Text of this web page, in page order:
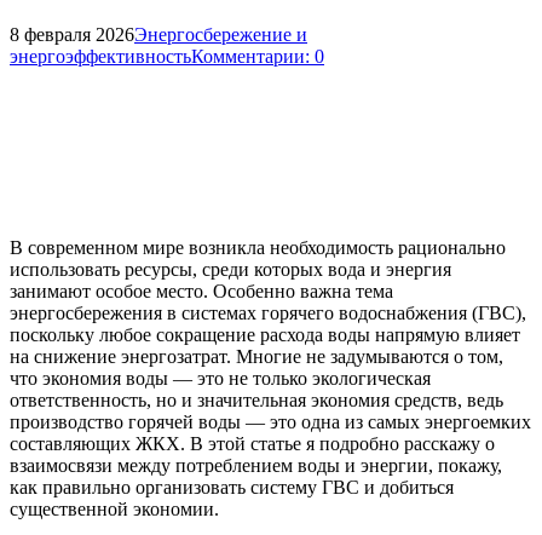
8 февраля 2026Энергосбережение и
энергоэффективностьКомментарии: 0
В современном мире возникла необходимость рационально
использовать ресурсы, среди которых вода и энергия
занимают особое место. Особенно важна тема
энергосбережения в системах горячего водоснабжения (ГВС),
поскольку любое сокращение расхода воды напрямую влияет
на снижение энергозатрат. Многие не задумываются о том,
что экономия воды — это не только экологическая
ответственность, но и значительная экономия средств, ведь
производство горячей воды — это одна из самых энергоемких
составляющих ЖКХ. В этой статье я подробно расскажу о
взаимосвязи между потреблением воды и энергии, покажу,
как правильно организовать систему ГВС и добиться
существенной экономии.